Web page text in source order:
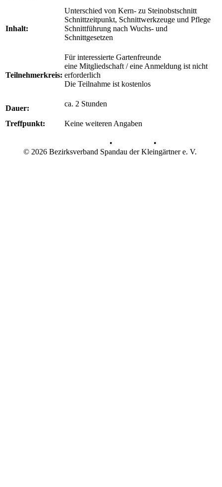
Inhalt:
Unterschied von Kern- zu Steinobstschnitt
Schnittzeitpunkt, Schnittwerkzeuge und Pflege
Schnittführung nach Wuchs- und
Schnittgesetzen
Teilnehmerkreis:
Für interessierte Gartenfreunde
eine Mitgliedschaft / eine Anmeldung ist nicht
erforderlich
Die Teilnahme ist kostenlos
Dauer:
ca. 2 Stunden
Treffpunkt: Keine weiteren Angaben
•
•
© 2026 Bezirksverband Spandau der Kleingärtner e. V.